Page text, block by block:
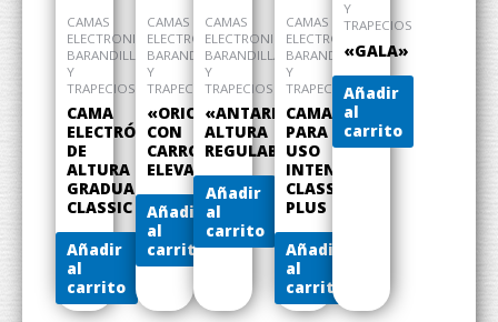
CAMAS
ELECTRONICAS,
BARANDILLAS
Y
TRAPECIOS
CAMA
ELECTRÓNICA
DE
ALTURA
GRADUABLE
CLASSIC
Añadir
al
carrito
CAMAS
ELECTRONICAS,
BARANDILLAS
Y
TRAPECIOS
«ORION»
CON
CARRO
ELEVADOR
Añadir
al
carrito
CAMAS
ELECTRONICAS,
BARANDILLAS
Y
TRAPECIOS
«ANTARES»
ALTURA
REGULABLE
Añadir
al
carrito
CAMAS
ELECTRONICAS,
BARANDILLAS
Y
TRAPECIOS
CAMA
PARA
USO
INTENSIVO
CLASSIC
PLUS
Añadir
al
carrito
Y
TRAPECIOS
«GALA»
Añadir
al
carrito